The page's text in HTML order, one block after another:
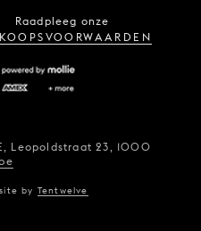
Raadpleeg onze
Leopoldstraat 23, 1000
by Tentwelve